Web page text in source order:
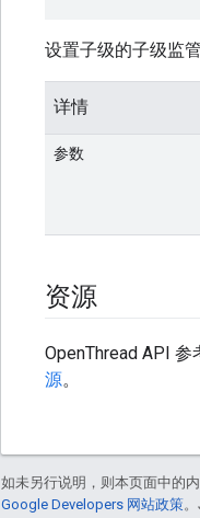
设置子级的子级监
详情
参数
资源
OpenThread API
源。
如未另行说明，则本页面中的
Google Developers 网站政策